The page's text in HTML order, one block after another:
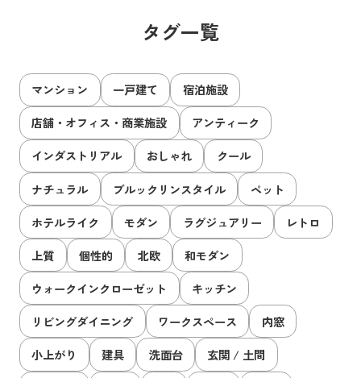
タグ一覧
マンション 一戸建て
宿泊施設
店舗・オフィス・商業施設
アンティーク
インダストリアル
おしゃれ
クール
ナチュラル
ブルックリンスタイル
ペット
ホテルライク
モダン ラグジュアリー
レトロ
上質
個性的 北欧
和モダン
ウォークインクローゼット
キッチン
リビングダイニング
ワークスペース
内窓
小上がり
建具 洗面台
玄関 / 土間